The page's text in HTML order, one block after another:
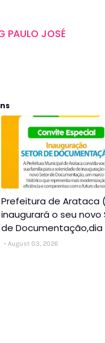
PAULO JOSÉ
Prefeitura de Arataca
inaugurará o seu novo
de Documentação,dia
August 03, 2026